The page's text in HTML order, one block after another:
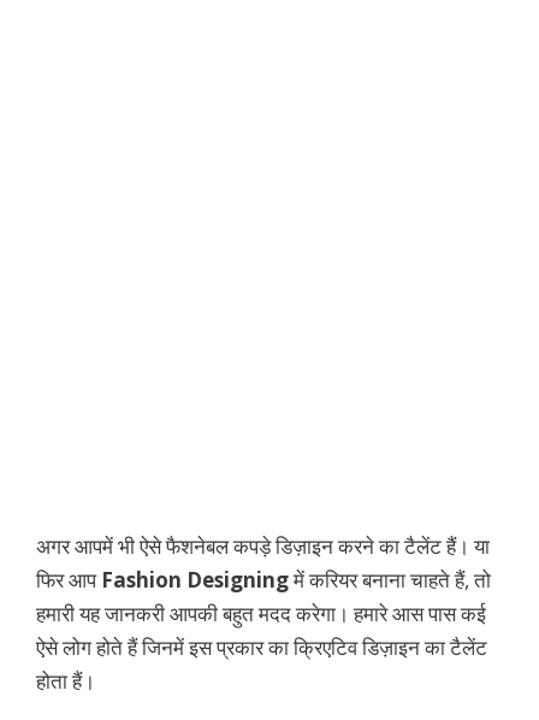
अगर आपमें भी ऐसे फैशनेबल कपड़े डिज़ाइन करने का टैलेंट हैं। या
फिर आपFashion Designingमें करियर बनाना चाहते हैं, तो
हमारी यह जानकरी आपकी बहुत मदद करेगा। हमारे आस पास कई
ऐसे लोग होते हैं जिनमें इस प्रकार का क्रिएटिव डिज़ाइन का टैलेंट
होता हैं।